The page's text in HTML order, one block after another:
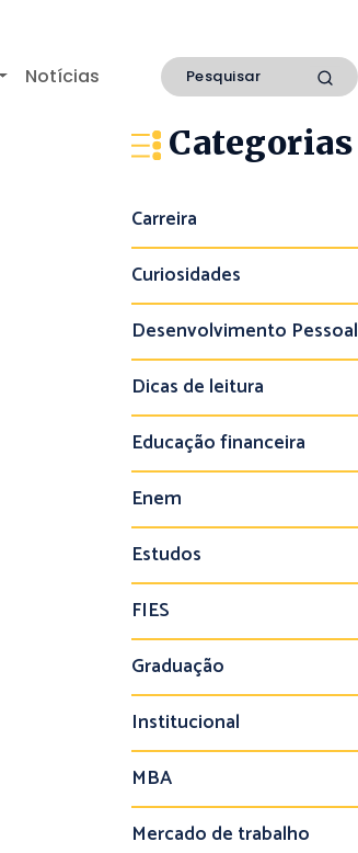
Notícias
Categorias
Carreira
Curiosidades
Desenvolvimento Pessoal
Dicas de leitura
Educação financeira
Enem
Estudos
FIES
Graduação
Institucional
MBA
Mercado de trabalho